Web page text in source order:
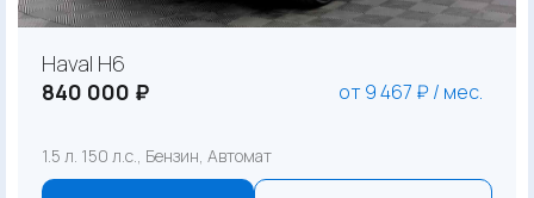
Haval H6
840 000 ₽
от 9 467 ₽ / мес.
1.5 л. 150 л.с., Бензин, Автомат